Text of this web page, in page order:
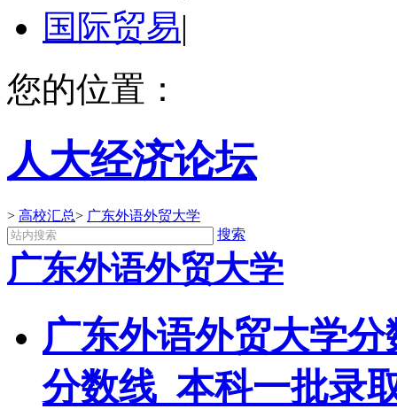
国际贸易|
您的位置：
人大经济论坛
> 高校汇总> 广东外语外贸大学
搜索
广东外语外贸大学
广东外语外贸大学
分数线_本科一批录